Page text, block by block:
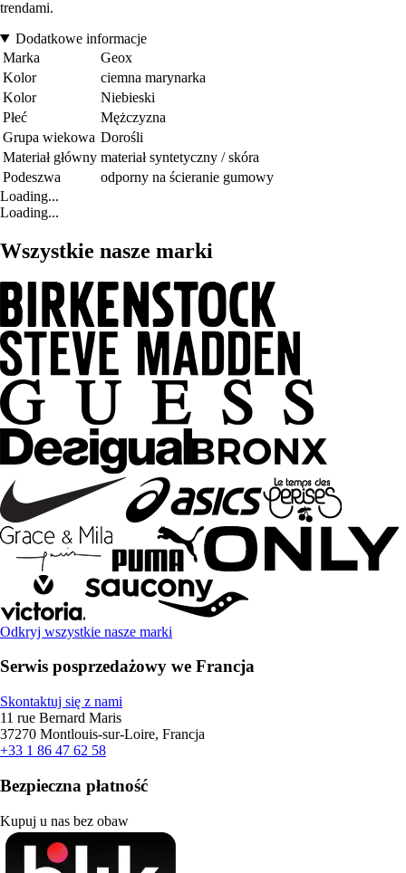
trendami.
Dodatkowe informacje
Marka
Geox
Kolor
ciemna marynarka
Kolor
Niebieski
Płeć
Mężczyzna
Grupa wiekowa Dorośli
Materiał główny materiał syntetyczny / skóra
Podeszwa
odporny na ścieranie gumowy
Loading...
Loading...
Wszystkie nasze marki
Odkryj wszystkie nasze marki
Serwis posprzedażowy we Francja
Skontaktuj się z nami
11 rue Bernard Maris
37270 Montlouis-sur-Loire, Francja
+33 1 86 47 62 58
Bezpieczna płatność
Kupuj u nas bez obaw